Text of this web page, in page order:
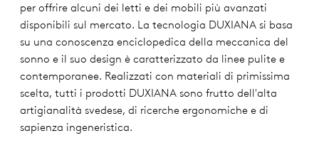
per offrire alcuni dei letti e dei mobili più avanzati
disponibili sul mercato. La tecnologia DUXIANA si basa
su una conoscenza enciclopedica della meccanica del
sonno e il suo design è caratterizzato da linee pulite e
contemporanee. Realizzati con materiali di primissima
scelta, tutti i prodotti DUXIANA sono frutto dell'alta
artigianalità svedese, di ricerche ergonomiche e di
sapienza ingeneristica.